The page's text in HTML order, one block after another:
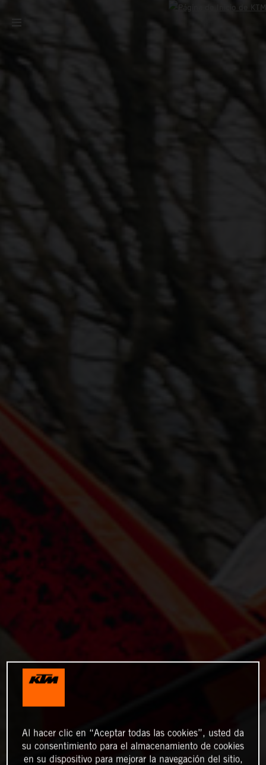
Al hacer clic en “Aceptar todas las cookies”, usted da
su consentimiento para el almacenamiento de cookies
en su dispositivo para mejorar la navegación del sitio,